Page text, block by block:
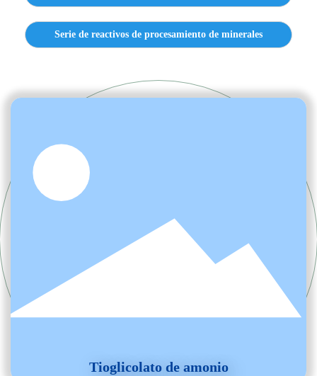
Serie de reactivos de procesamiento de minerales
Tioglicolato de amonio